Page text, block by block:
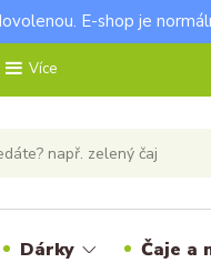
E-shop je
Více
Dárky Čaje a